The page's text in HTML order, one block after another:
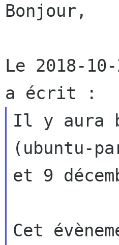
Bonjour,
Le 2018-
Il y aura
(ubuntu-
et 9
Cet